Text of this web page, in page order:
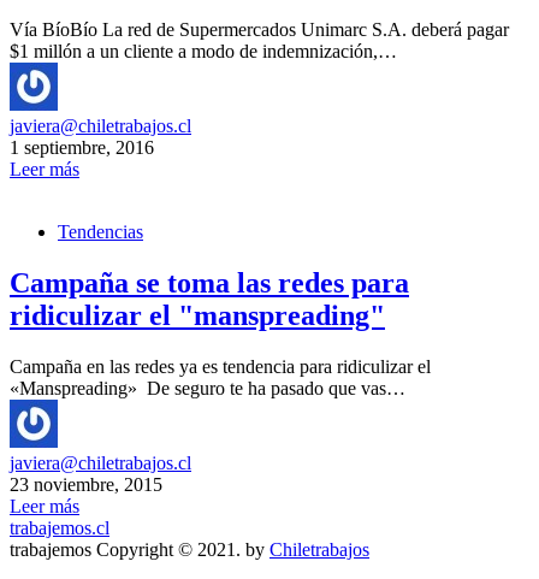
Vía BíoBío La red de Supermercados Unimarc S.A. deberá pagar
$1 millón a un cliente a modo de indemnización,…
javiera@chiletrabajos.cl
1 septiembre, 2016
Leer más
Tendencias
Campaña se toma las redes para
ridiculizar el "manspreading"
Campaña en las redes ya es tendencia para ridiculizar el
«Manspreading» De seguro te ha pasado que vas…
javiera@chiletrabajos.cl
23 noviembre, 2015
Leer más
trabajemos.cl
trabajemos Copyright © 2021. by Chiletrabajos